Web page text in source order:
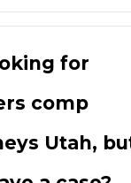
for
comp
Utah,